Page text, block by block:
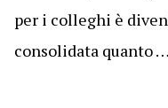
per i colleghi è
consolidata quanto …